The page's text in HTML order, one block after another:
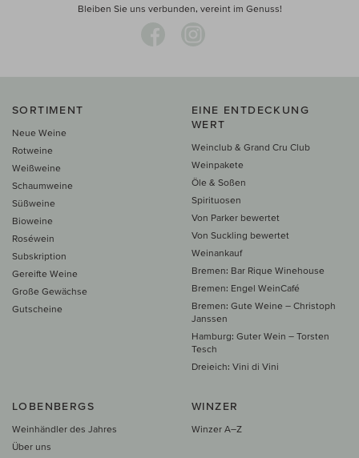
Bleiben Sie uns verbunden, vereint im Genuss!
SORTIMENT
Neue Weine
Rotweine
Weißweine
Schaumweine
Süßweine
Bioweine
Roséwein
Subskription
Gereifte Weine
Große Gewächse
Gutscheine
EINE ENTDECKUNG
WERT
Weinclub & Grand Cru Club
Weinpakete
Öle & Soßen
Spirituosen
Von Parker bewertet
Von Suckling bewertet
Weinankauf
Bremen: Bar Rique Winehouse
Bremen: Engel WeinCafé
Bremen: Gute Weine – Christoph
Janssen
Hamburg: Guter Wein – Torsten
Tesch
Dreieich: Vini di Vini
LOBENBERGS
Weinhändler des Jahres
Über uns
WINZER
Winzer A–Z